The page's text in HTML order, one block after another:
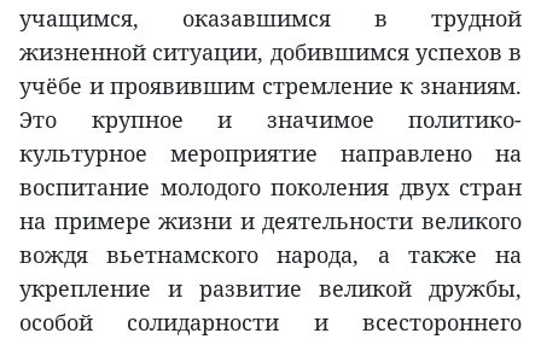
учащимся, оказавшимся в трудной
жизненной ситуации, добившимся успехов в
учёбе и проявившим стремление к знаниям.
Это крупное и значимое политико-
культурное мероприятие направлено на
воспитание молодого поколения двух стран
на примере жизни и деятельности великого
вождя вьетнамского народа, а также на
укрепление и развитие великой дружбы,
особой солидарности и всестороннего